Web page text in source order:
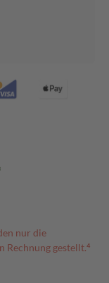
nur die
Rechnung gestellt.⁴